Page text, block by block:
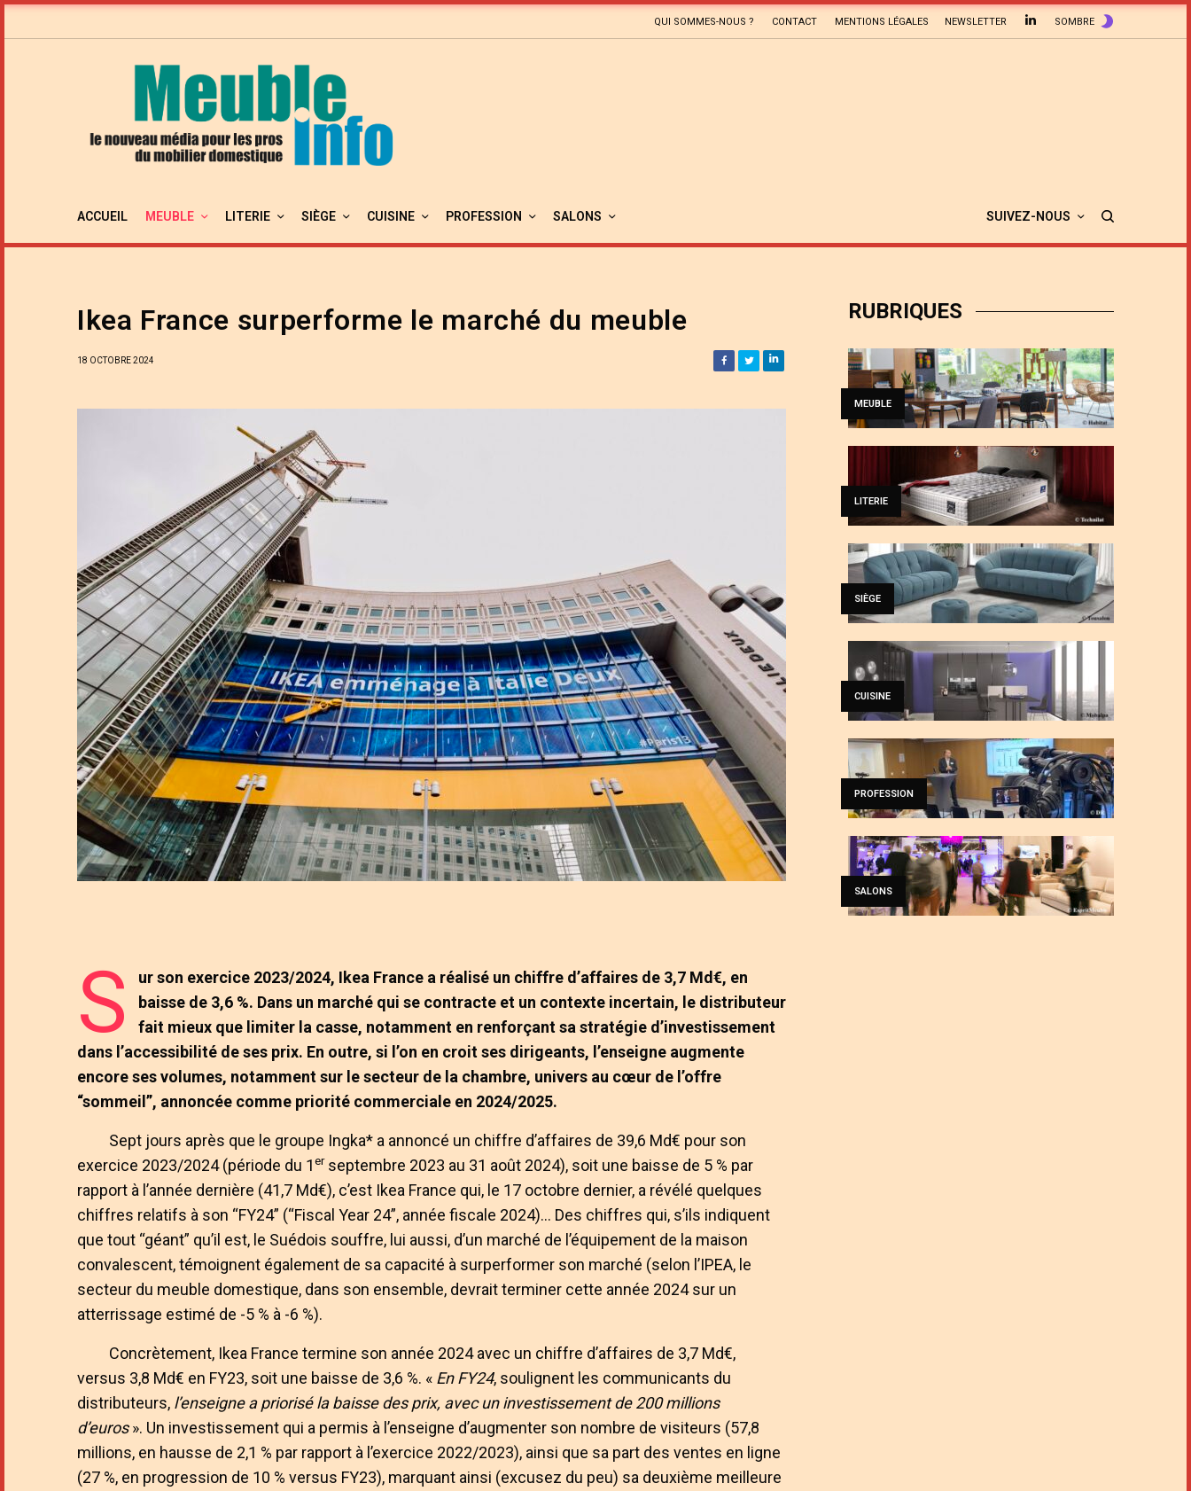
QUI SOMMES-NOUS ? CONTACT MENTIONS LÉGALES NEWSLETTER SOMBRE
ACCUEIL MEUBLE LITERIE SIÈGE CUISINE PROFESSION SALONS SUIVEZ-NOUS
Ikea France surperforme le marché du meuble
18 OCTOBRE 2024
S
ur son exercice 2023/2024, Ikea France a réalisé un chiffre d’affaires de 3,7 Md€, en
baisse de 3,6 %. Dans un marché qui se contracte et un contexte incertain, le distributeur
fait mieux que limiter la casse, notamment en renforçant sa stratégie d’investissement
dans l’accessibilité de ses prix. En outre, si l’on en croit ses dirigeants, l’enseigne augmente
encore ses volumes, notamment sur le secteur de la chambre, univers au cœur de l’offre
“sommeil”, annoncée comme priorité commerciale en 2024/2025.
Sept jours après que le groupe Ingka* a annoncé un chiffre d’affaires de 39,6 Md€ pour son
exercice 2023/2024 (période du 1erseptembre 2023 au 31 août 2024), soit une baisse de 5 % par
rapport à l’année dernière (41,7 Md€), c’est Ikea France qui, le 17 octobre dernier, a révélé quelques
chiffres relatifs à son “FY24” (“Fiscal Year 24”, année fiscale 2024)… Des chiffres qui, s’ils indiquent
que tout “géant” qu’il est, le Suédois souffre, lui aussi, d’un marché de l’équipement de la maison
convalescent, témoignent également de sa capacité à surperformer son marché (selon l’IPEA, le
secteur du meuble domestique, dans son ensemble, devrait terminer cette année 2024 sur un
atterrissage estimé de -5 % à -6 %).
Concrètement, Ikea France termine son année 2024 avec un chiffre d’affaires de 3,7 Md€,
versus 3,8 Md€ en FY23, soit une baisse de 3,6 %. « En FY24, soulignent les communicants du
distributeurs, l’enseigne a priorisé la baisse des prix, avec un investissement de 200 millions
d’euros». Un investissement qui a permis à l’enseigne d’augmenter son nombre de visiteurs (57,8
millions, en hausse de 2,1 % par rapport à l’exercice 2022/2023), ainsi que sa part des ventes en ligne
(27 %, en progression de 10 % versus FY23), marquant ainsi (excusez du peu) sa deuxième meilleure
RUBRIQUES
MEUBLE
LITERIE
SIÈGE
CUISINE
PROFESSION
SALONS